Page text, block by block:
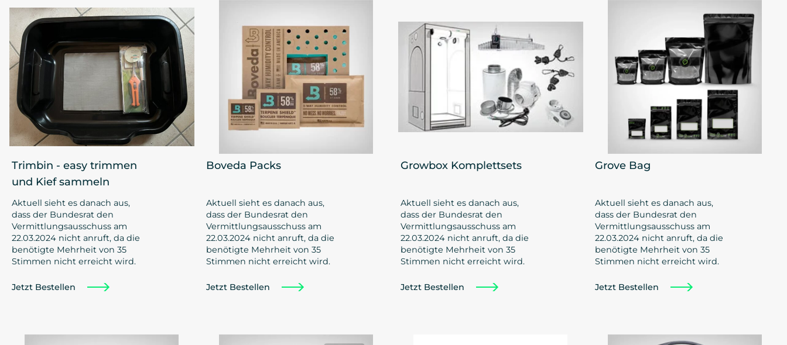
Trimbin - easy trimmen
und Kief sammeln
Aktuell sieht es danach aus,
dass der Bundesrat den
Vermittlungsausschuss am
22.03.2024 nicht anruft, da die
benötigte Mehrheit von 35
Stimmen nicht erreicht wird.
Jetzt Bestellen
Boveda Packs
Aktuell sieht es danach aus,
dass der Bundesrat den
Vermittlungsausschuss am
22.03.2024 nicht anruft, da die
benötigte Mehrheit von 35
Stimmen nicht erreicht wird.
Jetzt Bestellen
Growbox Komplettsets
Aktuell sieht es danach aus,
dass der Bundesrat den
Vermittlungsausschuss am
22.03.2024 nicht anruft, da die
benötigte Mehrheit von 35
Stimmen nicht erreicht wird.
Jetzt Bestellen
Grove Bag
Aktuell sieht es danach aus,
dass der Bundesrat den
Vermittlungsausschuss am
22.03.2024 nicht anruft, da die
benötigte Mehrheit von 35
Stimmen nicht erreicht wird.
Jetzt Bestellen